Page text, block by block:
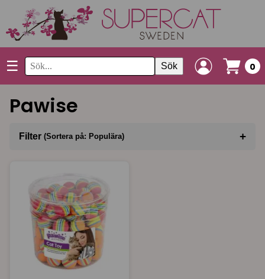
☰ Sök 0
Pawise
Filter (Sortera på: Populära) +